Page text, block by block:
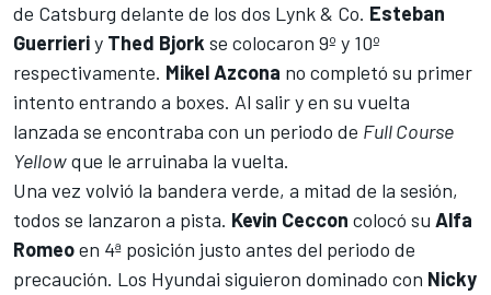
de Catsburg delante de los dos Lynk & Co. Esteban
Guerrieriy Thed Bjork se colocaron 9º y 10º
respectivamente. Mikel Azcona no completó su primer
intento entrando a boxes. Al salir y en su vuelta
lanzada se encontraba con un periodo de Full Course
Yellowque le arruinaba la vuelta.
Una vez volvió la bandera verde, a mitad de la sesión,
todos se lanzaron a pista. Kevin Ceccon colocó su Alfa
Romeoen 4ª posición justo antes del periodo de
precaución. Los Hyundai siguieron dominado con Nicky